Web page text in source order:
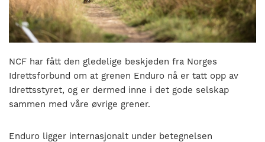
til
bli
en
folkesport.
NCF har fått den gledelige beskjeden fra Norges
Idrettsforbund om at grenen Enduro nå er tatt opp av
Idrettsstyret, og er dermed inne i det gode selskap
sammen med våre øvrige grener.
Enduro ligger internasjonalt under betegnelsen